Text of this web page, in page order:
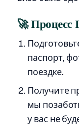
🚀 Процесс
паспорт,
поездке.
Получите
мы
у вас не